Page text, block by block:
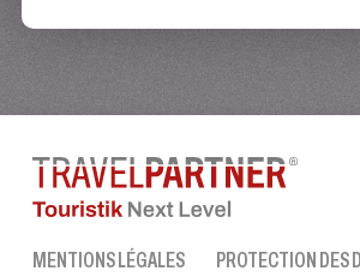
MENTIONS LÉGALES PROTECTION DES